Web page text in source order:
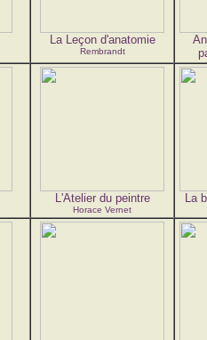
La Leçon d'anatomie
Rembrandt
L'Atelier du peintre
Horace Vernet
La